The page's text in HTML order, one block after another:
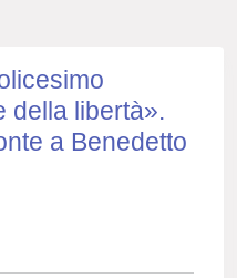
della libertà».
a Benedetto